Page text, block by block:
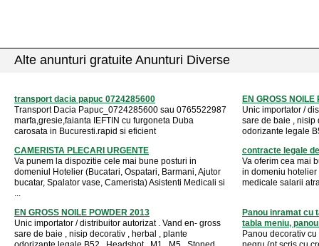
Alte anunturi gratuite Anunturi Diverse
transport dacia papuc 0724285600
Transport Dacia Papuc_0724285600 sau 0765522987
marfa,gresie,faianta IEFTIN cu furgoneta Duba
carosata in Bucuresti.rapid si eficient
EN GROSS NOILE
Unic importator /
sare de baie , nisip
odorizante legale
CAMERISTA PLECARI URGENTE
Va punem la dispozitie cele mai bune posturi in
domeniul Hotelier (Bucatari, Ospatari, Barmani, Ajutor
bucatar, Spalator vase, Camerista) Asistenti Medicali si
...
contracte legale
Va oferim cea mai
in domeniu
medicale salarii
EN GROSS NOILE POWDER 2013
Unic importator / distribuitor autorizat . Vand en- gross
sare de baie , nisip decorativ , herbal , plante
Panou inramat cu
tabla meniu, panou
Panou decorativ